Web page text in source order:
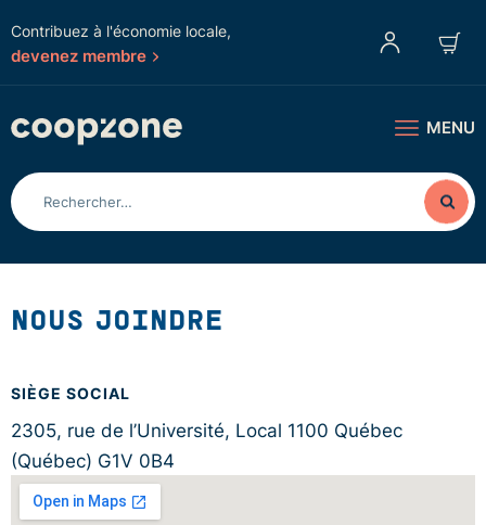
Contribuez à l'économie locale,
devenez membre
MENU
NOUS JOINDRE
SIÈGE SOCIAL
2305, rue de l’Université, Local 1100 Québec
(Québec) G1V 0B4